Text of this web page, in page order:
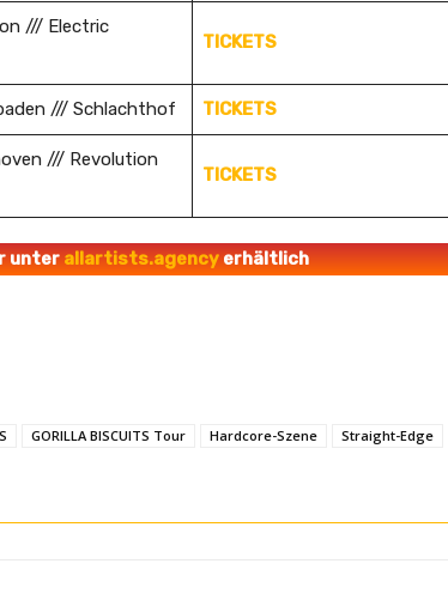
/// Electric
TICKETS
/// Schlachthof TICKETS
/// Revolution
TICKETS
unter allartists.agency erhältlich
GORILLA BISCUITS Tour Hardcore-Szene
Straight-Edge